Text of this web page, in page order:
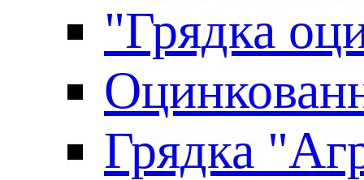
"Грядка
Грядка